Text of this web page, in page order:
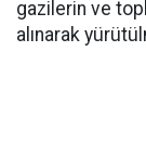
gazilerin ve
alınarak